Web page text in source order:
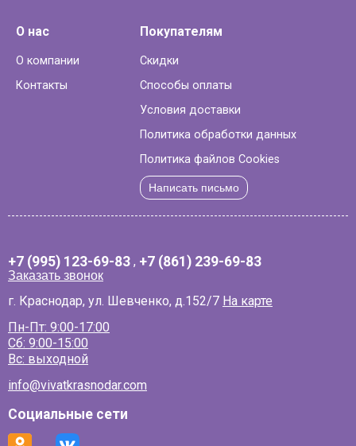
О нас
О компании
Контакты
Покупателям
Скидки
Способы оплаты
Условия доставки
Политика обработки данных
Политика файлов Cookies
Написать письмо
+7 (995) 123-69-83 , +7 (861) 239-69-83
Заказать звонок
г. Краснодар, ул. Шевченко, д.152/7 На карте
Пн-Пт: 9:00-17:00
Сб: 9:00-15:00
Вс: выходной
info@vivatkrasnodar.com
Социальные сети